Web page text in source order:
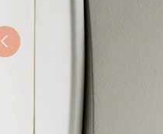
Précédent